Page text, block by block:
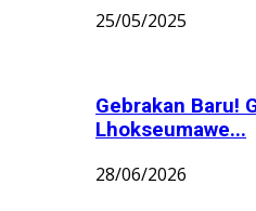
25/05/2025
Gebrakan Baru!
Lhokseumawe...
28/06/2026